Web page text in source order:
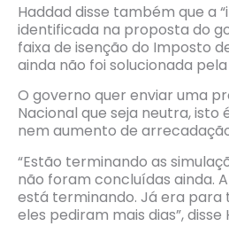
Haddad disse também que a
identificada na proposta do
faixa de isenção do Imposto
ainda não foi solucionada
O governo quer enviar uma
Nacional que seja neutra, isto
nem aumento de
“Estão terminando as
não foram concluídas ainda.
está terminando. Já era para
eles pediram mais dias”, disse